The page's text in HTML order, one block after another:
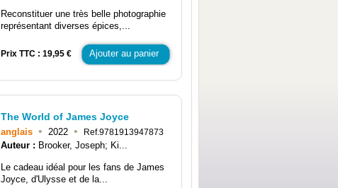
Reconstituer une très belle photographie
représentant diverses épices,...
Prix TTC : 19,95 € Ajouter au panier
The World of James Joyce
anglais • 2022 • Ref.9781913947873
Auteur : Brooker, Joseph; Ki...
Le cadeau idéal pour les fans de James
Joyce, d'Ulysse et de la...